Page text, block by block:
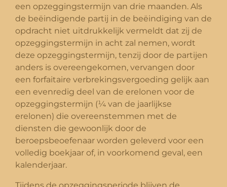
een opzeggingstermijn van drie maanden. Als
de beëindigende partij in de beëindiging van de
opdracht niet uitdrukkelijk vermeldt dat zij de
opzeggingstermijn in acht zal nemen, wordt
deze opzeggingstermijn, tenzij door de partijen
anders is overeengekomen, vervangen door
een forfaitaire verbrekingsvergoeding gelijk aan
een evenredig deel van de erelonen voor de
opzeggingstermijn (¼ van de jaarlijkse
erelonen) die overeenstemmen met de
diensten die gewoonlijk door de
beroepsbeoefenaar worden geleverd voor een
volledig boekjaar of, in voorkomend geval, een
kalenderjaar.
Tijdens de opzeggingsperiode blijven de